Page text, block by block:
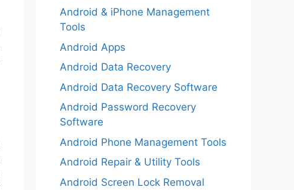
Android & iPhone Management
Tools
Android Apps
Android Data Recovery
Android Data Recovery Software
Android Password Recovery
Software
Android Phone Management Tools
Android Repair & Utility Tools
Android Screen Lock Removal